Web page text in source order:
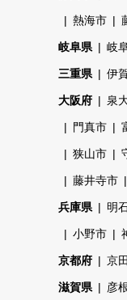
熱海市
岐阜県 岐
三重県 伊
大阪府 泉
門真市
狭山市
藤井寺市
兵庫県 明
小野市
京都府 京
滋賀県 彦